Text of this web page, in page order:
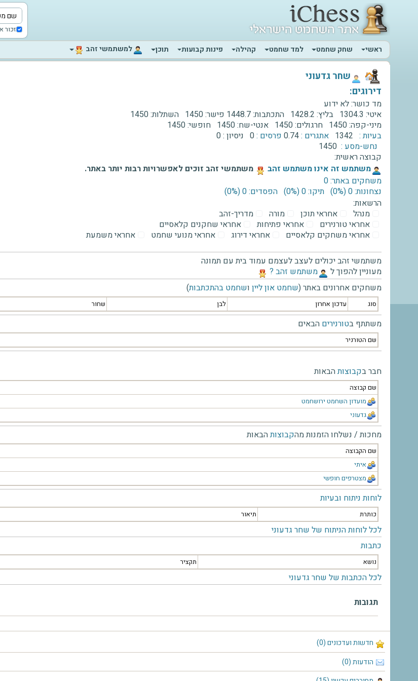
זכור
ראשי
שחק שחמט למד שחמט קהילה פינות קבועות תוכן ‫למשתמשי זהב‬
חדשות ועדכונים (0)
הודעות (0)
‫שחר גדעוני‬
דירוגים:
מד כושר:לא ידוע
איטי: 1304.3 בליץ: 1428.2 התכתבות:1448.7 פישר:1450 השתלות:1450
מיני-קפה:1450 חרגולים:1450 אנטי-שח:1450 חופשי:1450
בעיות : 1342 אתגרים :0.74 פרסים :0 ניסיון :0
נחש-מסע : 1450
קבוצה ראשית:
‫משתמש זה אינו משתמש זהב‬
משתמשי זהב זוכים לאפשרויות רבות יותר באתר.
משחקים באתר: 0
נצחונות: 0 ‫(0%)‬
תיקו: 0 ‫(0%)‬
הפסדים: 0 ‫(0%)‬
הרשאות:
מנהל
אחראי תוכן מורה
מדריך-זהב
אחראי טורנירים
אחראי פתיחות
אחראי שחקנים קלאסיים
אחראי משחקים קלאסיים
אחראי דירוג אחראי מנועי שחמט אחראי משמעת
משתמשי זהב יכולים לעצב לעצמם עמוד בית עם תמונה
מעוניין להפוך ל
‫משתמש זהב ?‬
משחקים אחרונים באתר (שחמט און ליין ושחמט בהתכתבות)
סוג עדכון אחרון לבן שחור
משתתף בטורנירים הבאים
שם הטורניר
חבר בקבוצותהבאות
שם קבוצה
מועדון השחמט ירושחמט
גדעוני
מחכות / נשלחו הזמנות מהקבוצותהבאות
שם הקבוצה
איתי
מצטרפים חופשי
לוחות ניתוח ובעיות
כותרת תיאור
לכל לוחות הניתוח של שחר גדעוני
כתבות
נושא תקציר
לכל הכתבות של שחר גדעוני
תגובות